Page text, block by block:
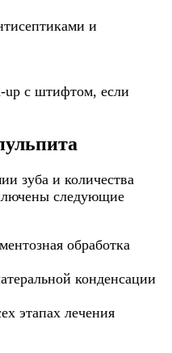
и
up с штифтом, если
зуба и количества
следующие
обработка
конденсации
этапах лечения